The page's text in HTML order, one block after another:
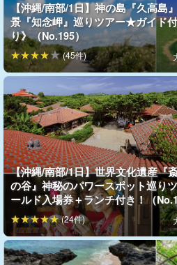
御菓子御
元祖紅芋タルトなど沖縄銘菓が揃っ
楽しみいただけます。
【沖縄/南部/1日】神の島『久高島
景『知念岬』巡りツアー★ガイド
り》（No.195）
(45件)
【沖縄/南部/1日】世界文化遺産『
の谷』神秘のパワースポット巡り
ールド入場券＋ランチ付き！（
(24件)